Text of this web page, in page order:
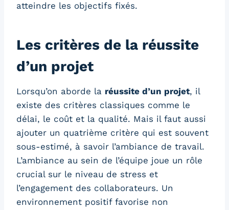
atteindre les objectifs fixés.
Les critères de la réussite
d’un projet
Lorsqu’on aborde la réussite d’un projet, il
existe des critères classiques comme le
délai, le coût et la qualité. Mais il faut aussi
ajouter un quatrième critère qui est souvent
sous-estimé, à savoir l’ambiance de travail.
L’ambiance au sein de l’équipe joue un rôle
crucial sur le niveau de stress et
l’engagement des collaborateurs. Un
environnement positif favorise non